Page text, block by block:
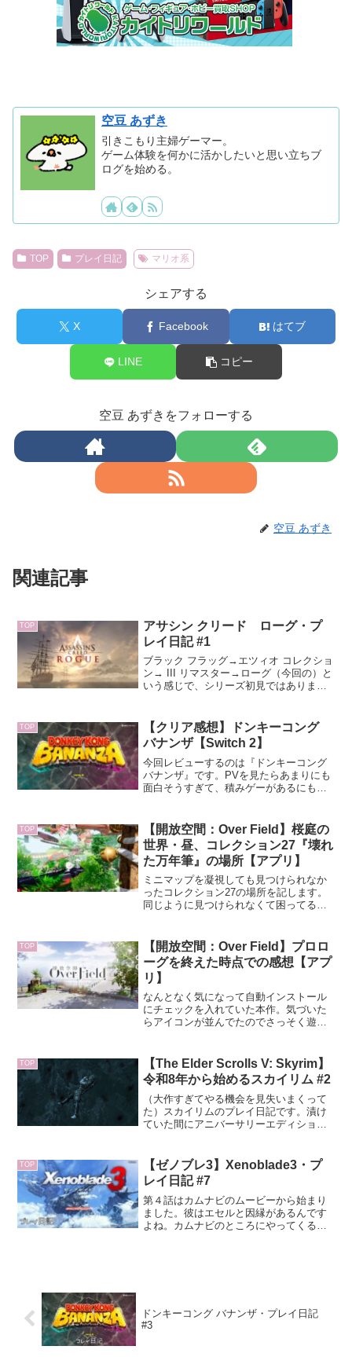
空豆 あずき
引きこもり主婦ゲーマー。
ゲーム体験を何かに活かしたいと思い立ちブ
ログを始める。
TOP プレイ日記 マリオ系
シェアする
X Facebook はてブ
LINE コピー
空豆 あずきをフォローする
空豆 あずき
関連記事
TOP
アサシン クリード ローグ・プ
レイ日記 #1
ブラック フラッグ→エツィオ コレクショ
ン→ III リマスター→ローグ（今回の）と
いう感じで、シリーズ初見ではありませ
にやったほうが良さそうだと思ったから
です。初代はSwitchになかったので出来
ませんでした。
TOP
【クリア感想】ドンキーコング
バナンザ【Switch 2】
今回レビューするのは『ドンキーコング
バナンザ』です。PVを見たらあまりにも
面白そうすぎて、積みゲーがあるにも関
ないわけではないけど、詳しいわけでも
ないという微妙なところです。全部やっ
てる人だったらまた感想が変わったんだ
ろうな～と思うと、その機会を逃したこ
とを少し残念に思いますね。
TOP
【開放空間：Over Field】桜庭の
世界・昼、コレクション27『壊れ
た万年筆』の場所【アプリ】
ミニマップを凝視しても見つけられなか
ったコレクション27の場所を記します。
同じように見つけられなくて困ってる方
マーク「鳥居」のすぐ近くです。気づい
たときには取ってたので...
TOP
【開放空間：Over Field】プロロ
ーグを終えた時点での感想【アプ
リ】
なんとなく気になって自動インストール
にチェックを入れていた本作。気づいた
らアイコンが並んでたのでさっそく遊ん
テンション上がりました。綺麗というよ
り可愛らしいという感じでと...
TOP
【The Elder Scrolls V: Skyrim】
令和8年から始めるスカイリム #2
（大作すぎてやる機会を見失いまくって
た）スカイリムのプレイ日記です。漬け
ていた間にアニバーサリーエディション
あえず元のバージョンのままプレイする
ことにしました。必要かもって思ったら
アップグレードします。作品の知識に関
しては、5％くらいなら知ってることもあ
るって感じの初見です。試行錯誤しなが
ら楽しんでいきたいと思います。
TOP
【ゼノブレ3】Xenoblade3・プ
レイ日記 #7
第４話はカムナビのムービーから始まり
ました。彼はエセルと因縁があるんです
よね。カムナビのところにやってくるエ
ドンキーコング バナンザ・プレイ日記
#3